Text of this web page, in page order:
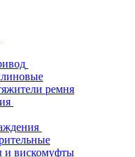
ремня
и вискомуфты